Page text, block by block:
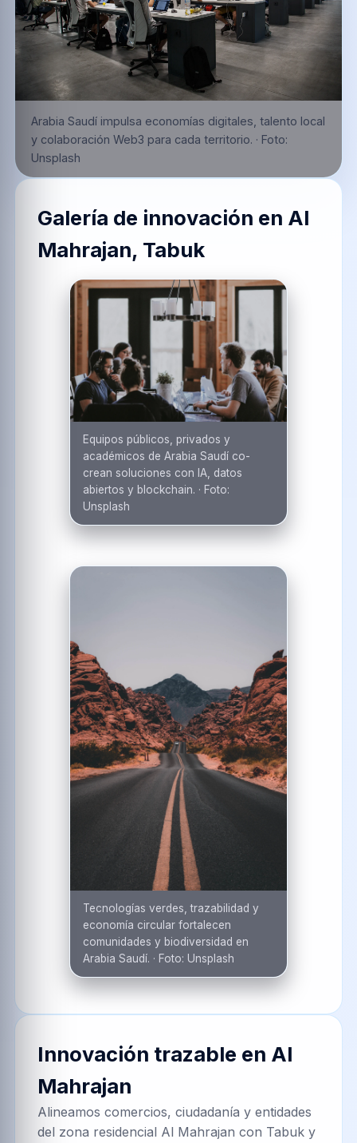
Arabia Saudí impulsa economías digitales, talento local
y colaboración Web3 para cada territorio. · Foto:
Unsplash
Galería de innovación en Al
Mahrajan, Tabuk
Equipos públicos, privados y
académicos de Arabia Saudí co-
crean soluciones con IA, datos
abiertos y blockchain. · Foto:
Unsplash
Tecnologías verdes, trazabilidad y
economía circular fortalecen
comunidades y biodiversidad en
Arabia Saudí. · Foto: Unsplash
Innovación trazable en Al
Mahrajan
Alineamos comercios, ciudadanía y entidades
del zona residencial Al Mahrajan con Tabuk y